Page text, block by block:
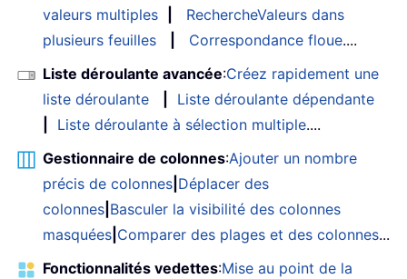
valeurs multiples
RechercheValeurs dans
plusieurs feuilles
Correspondance floue....
Liste déroulante avancée:Créez rapidement une
liste déroulante
Liste déroulante dépendante
Liste déroulante à sélection multiple....
Gestionnaire de colonnes:Ajouter un nombre
précis de colonnes Déplacer des
colonnes Basculer la visibilité des colonnes
masquées Comparer des plages et des colonnes...
Fonctionnalités vedettes:Mise au point de la